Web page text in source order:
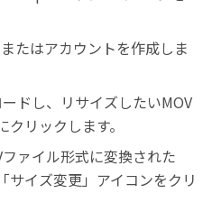
たはアカウントを作成しま
ドし、リサイズしたいMOV
リックします。
ァイル形式に変換された
サイズ変更」アイコンをクリ